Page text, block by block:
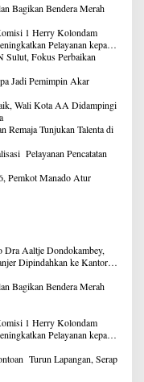
Bagikan Bendera Merah
1 Herry Kolondam
Pelayanan kepada
Sulut, Fokus Perbaikan
Jadi Pemimpin Akar
Wali Kota AA Didampingi
Remaja Tunjukan Talenta di
Pelayanan Pencatatan
Pemkot Manado Atur
Dra Aaltje Dondokambey,
Dipindahkan ke Kantor
Bagikan Bendera Merah
1 Herry Kolondam
Pelayanan kepada
Turun Lapangan, Serap